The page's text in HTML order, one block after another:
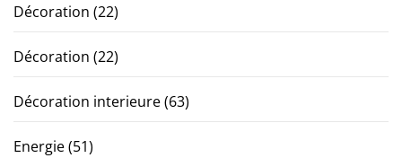
Décoration (22)
Décoration (22)
Décoration interieure(63)
Energie(51)